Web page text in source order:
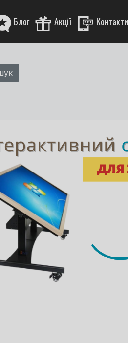
Блог Акції Контакти